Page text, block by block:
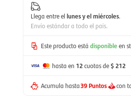
Llega entre el lunes y el miércoles.
Envío estándar a todo el país.
Este producto está disponible en
hasta en 12cuotas de$ 212
Acumula hasta39 Puntos con